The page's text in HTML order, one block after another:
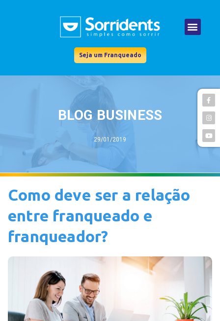
Seja um Franqueado
BLOG BUSINESS
29/01/2019
Como deve ser a relação
entre franqueado e
franqueador?